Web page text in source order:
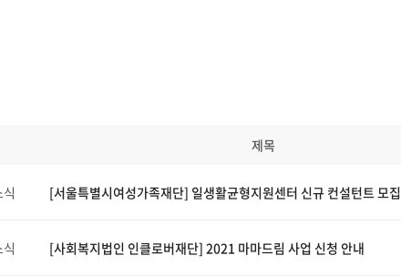
제목
[서울특별시여성가족재단] 일생활균형지원센터 신규 컨설턴트 모집
[사회복지법인 인클로버재단] 2021 마마드림 사업 신청 안내